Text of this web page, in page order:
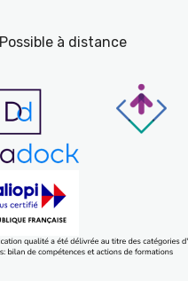
Possible à distance